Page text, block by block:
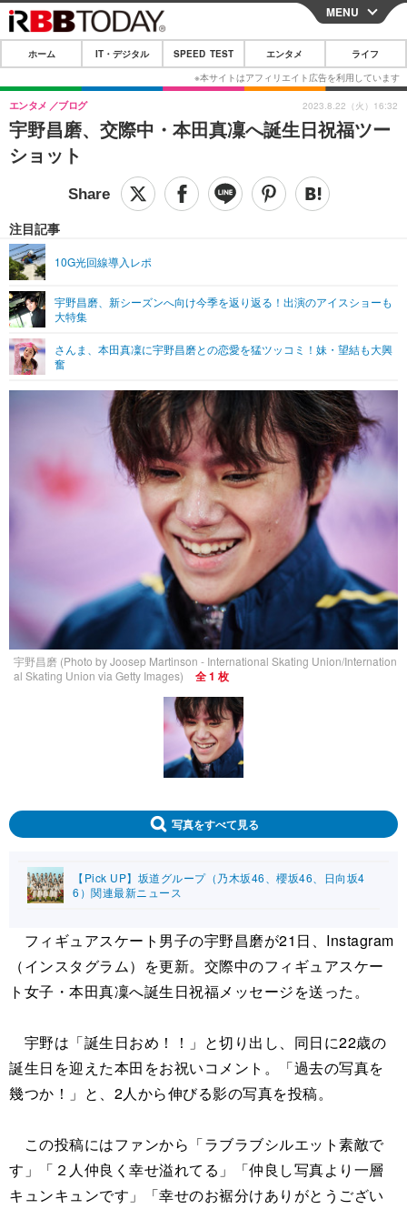
CLOSE
ホーム
IT・デジタル
IT・デジタルTOP スマートフォン
ショッピング その他
SPEED TEST
エンタメTOP 映画・ドラマ
グラビア
ショッピング その他
ライフTOP
その他
リリース一覧
プッシュ通知の停止方法
MENU
ホーム IT・デジタル SPEED TEST エンタメ ライフ
宇野昌磨、交際中・本田真凜へ誕生日祝福ツー
ショット
エンタメ ブログ
注目記事
10G光回線導入レポ
宇野昌磨、新シーズンへ向け今季を返り返る！出演のアイスショーも
大特集
さんま、本田真凜に宇野昌磨との恋愛を猛ツッコミ！妹・望結も大興
奮
2023.8.22（火）16:32
宇野昌磨 (Photo by Joosep Martinson - International Skating Union/Internation
al Skating Union via Getty Images)
全 1 枚
写真をすべて見る
【Pick UP】坂道グループ（乃木坂46、櫻坂46、日向坂4
6）関連最新ニュース
フィギュアスケート男子の宇野昌磨が21日、Instagram
（インスタグラム）を更新。交際中のフィギュアスケー
ト女子・本田真凜へ誕生日祝福メッセージを送った。
宇野は「誕生日おめ！！」と切り出し、同日に22歳の
誕生日を迎えた本田をお祝いコメント。「過去の写真を
幾つか！」と、2人から伸びる影の写真を投稿。
この投稿にはファンから「ラブラブシルエット素敵で
す」「２人仲良く幸せ溢れてる」「仲良し写真より一層
キュンキュンです」「幸せのお裾分けありがとうござい